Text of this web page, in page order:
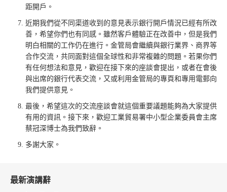
距開戶。
近期我們從不同渠道收到的意見表示銀行開戶情況已經有所改
善，希望你們也有同感。雖然客戶體驗正在改善中，但是我們
明白相關的工作仍在進行。金管局會繼續與銀行業界、商界等
合作交流，共同面對這個全球性和非常複雜的問題。若果你們
有任何想法和意見，歡迎在接下來的座談會提出，或者在會後
與出席的銀行代表交流，又或利用金管局的專頁和專用電郵向
我們提供意見。
最後，希望這次的交流座談會就這個重要議題能夠為大家提供
有用的資訊。接下來，歡迎工業貿易署中小型企業委員會主席
蔡冠深博士為我們致辭。
多謝大家。
最新演講辭